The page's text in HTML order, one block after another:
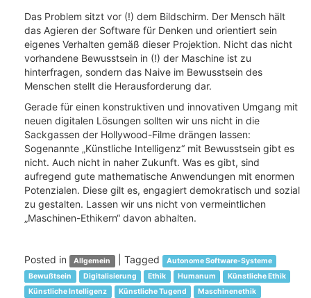
Das Problem sitzt vor (!) dem Bildschirm. Der Mensch hält
das Agieren der Software für Denken und orientiert sein
eigenes Verhalten gemäß dieser Projektion. Nicht das nicht
vorhandene Bewusstsein in (!) der Maschine ist zu
hinterfragen, sondern das Naive im Bewusstsein des
Menschen stellt die Herausforderung dar.
Gerade für einen konstruktiven und innovativen Umgang mit
neuen digitalen Lösungen sollten wir uns nicht in die
Sackgassen der Hollywood-Filme drängen lassen:
Sogenannte „Künstliche Intelligenz“ mit Bewusstsein gibt es
nicht. Auch nicht in naher Zukunft. Was es gibt, sind
aufregend gute mathematische Anwendungen mit enormen
Potenzialen. Diese gilt es, engagiert demokratisch und sozial
zu gestalten. Lassen wir uns nicht von vermeintlichen
„Maschinen-Ethikern“ davon abhalten.
Posted in Allgemein Tagged
Autonome Software-Systeme
Bewußtsein
Digitalisierung Ethik Humanum
Künstliche Ethik
Künstliche Intelligenz
Künstliche Tugend
Maschinenethik